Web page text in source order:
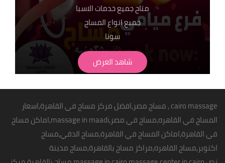
متاح جميع خدمات الاسبا
جميع انواع المساج
سونا
حمام مغربي بجميع انواعة
لابد من حجز مسبق
الاسعار تبدا من 350 ج
" تطبق الشروط و الاحكام" للحجز والاستفسار
بفروع مساج سنتر ايجيبت : 01068302600
01211115701
01099773147
01116550039
شاهد العرض
cairo massage
,مساج مصر,افضل مركز مساج في القاهرة,اسعار
المساج في القاهره,مساج في مصر,massage in maadi,اماكنمساج
في القاهرة,اماكن المساج في القاهرة,مساج الدقي,مساج
اكتوبر,مساج القاهره,مراكز مساج بالقاهرة,مساج مدينة